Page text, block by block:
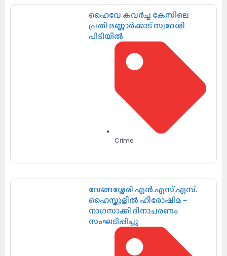
ഹൈവേ കവർച്ച കേസിലെ
പ്രതി മണ്ണാർക്കാട് സ്വദേശി
പിടിയിൽ
Crime
വേങ്ങശ്ശേരി എൻ.എസ്.എസ്.
ഹൈസ്കൂളിൽ ഹിരോഷിമ –
നാഗസാക്കി ദിനാചരണം
സംഘടിപ്പിച്ചു